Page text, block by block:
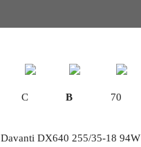
C B 70
Davanti DX640 255/35-18 94W